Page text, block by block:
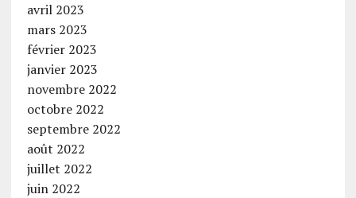
avril 2023
mars 2023
février 2023
janvier 2023
novembre 2022
octobre 2022
septembre 2022
août 2022
juillet 2022
juin 2022